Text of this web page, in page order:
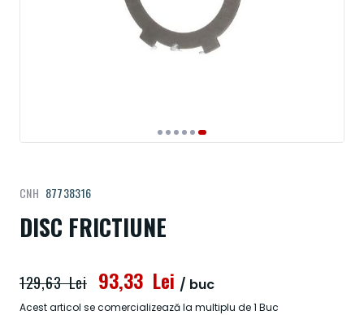
DISC FRICTIUNE
CNH 87738316
93,33 Lei
129,63 Lei / buc
Acest articol se comercializează la multiplu de 1 Buc
la
începutul
galeriei
imagini